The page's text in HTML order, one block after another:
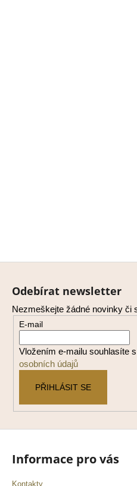
Odebírat newsletter
Nezmeškejte žádné novinky či
E-mail
Vložením e-mailu souhlasíte s
osobních údajů
PŘIHLÁSIT SE
Informace pro vás
Kontakty